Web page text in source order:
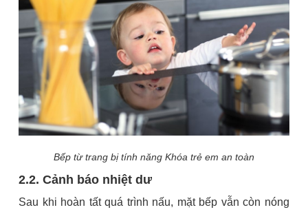
Bếp từ trang bị tính năng Khóa trẻ em an toàn
2.2. Cảnh báo nhiệt dư
Sau khi hoàn tất quá trình nấu, mặt bếp vẫn còn nóng